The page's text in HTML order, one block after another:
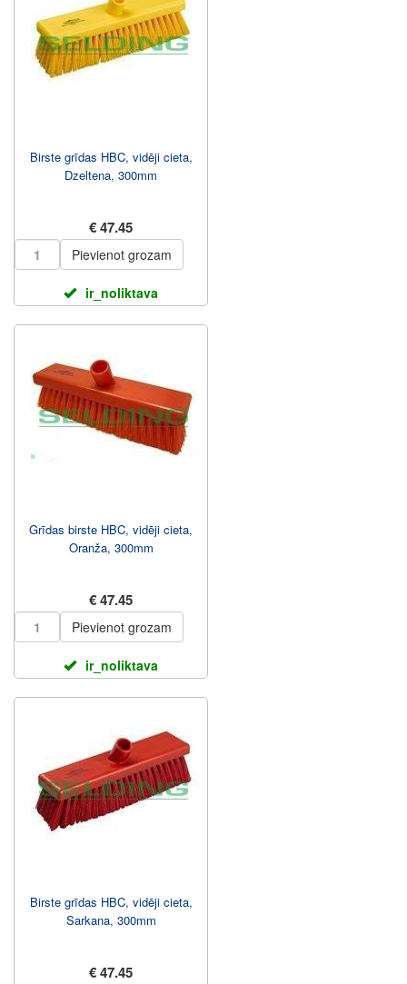
Birste grīdas HBC, vidēji cieta,
Dzeltena, 300mm
€ 47.45
Pievienot grozam
ir_noliktava
Grīdas birste HBC, vidēji cieta,
Oranža, 300mm
€ 47.45
Pievienot grozam
ir_noliktava
Birste grīdas HBC, vidēji cieta,
Sarkana, 300mm
€ 47.45